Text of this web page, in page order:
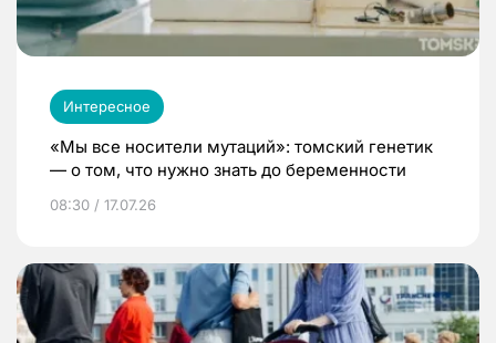
Интересное
«Мы все носители мутаций»: томский генетик
— о том, что нужно знать до беременности
08:30 / 17.07.26